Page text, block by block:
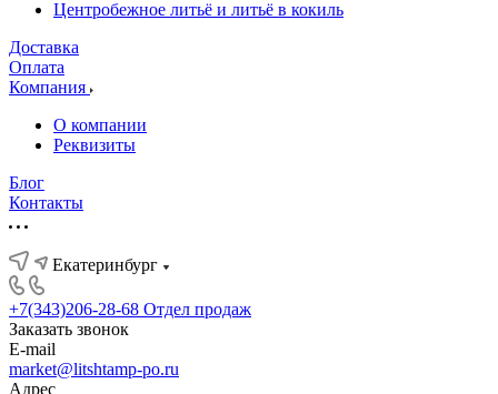
Центробежное литьё и литьё в кокиль
Доставка
Оплата
Компания
О компании
Реквизиты
Блог
Контакты
Екатеринбург
+7(343)206-28-68 Отдел продаж
Заказать звонок
E-mail
market@litshtamp-po.ru
Адрес